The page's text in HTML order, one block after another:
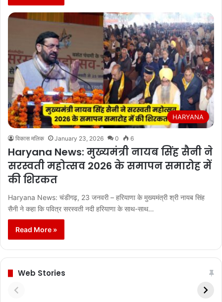
HARYANA
विकास मलिक January 23, 2026 0 6
Haryana News: मुख्यमंत्री नायब सिंह सैनी ने
सरस्वती महोत्सव 2026 के समापन समारोह में
की शिरकत
Haryana News: चंडीगढ़, 23 जनवरी – हरियाणा के मुख्यमंत्री श्री नायब सिंह
सैनी ने कहा कि पवित्र सरस्वती नदी हरियाणा के साथ-साथ…
Read More »
Web Stories